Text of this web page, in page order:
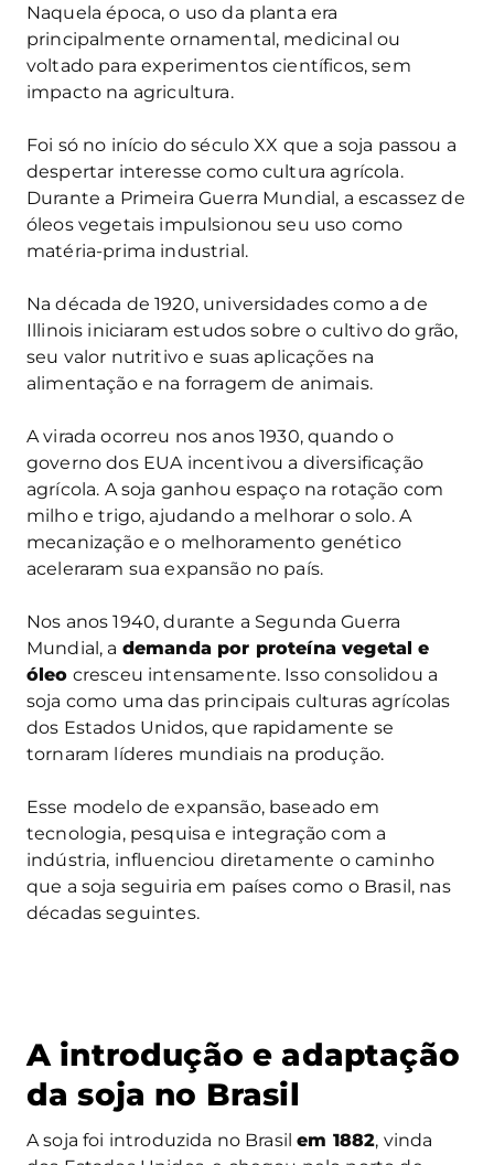
Naquela época, o uso da planta era
principalmente ornamental, medicinal ou
voltado para experimentos científicos, sem
impacto na agricultura.
Foi só no início do século XX que a soja passou a
despertar interesse como cultura agrícola.
Durante a Primeira Guerra Mundial, a escassez de
óleos vegetais impulsionou seu uso como
matéria-prima industrial.
Na década de 1920, universidades como a de
Illinois iniciaram estudos sobre o cultivo do grão,
seu valor nutritivo e suas aplicações na
alimentação e na forragem de animais.
A virada ocorreu nos anos 1930, quando o
governo dos EUA incentivou a diversificação
agrícola. A soja ganhou espaço na rotação com
milho e trigo, ajudando a melhorar o solo. A
mecanização e o melhoramento genético
aceleraram sua expansão no país.
Nos anos 1940, durante a Segunda Guerra
Mundial, a demanda por proteína vegetal e
óleo cresceu intensamente. Isso consolidou a
soja como uma das principais culturas agrícolas
dos Estados Unidos, que rapidamente se
tornaram líderes mundiais na produção.
Esse modelo de expansão, baseado em
tecnologia, pesquisa e integração com a
indústria, influenciou diretamente o caminho
que a soja seguiria em países como o Brasil, nas
décadas seguintes.
A introdução e adaptação
da soja no Brasil
A soja foi introduzida no Brasilem 1882, vinda